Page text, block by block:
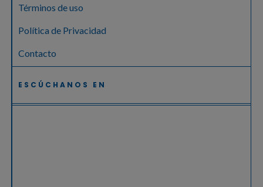
Términos de uso
Política de Privacidad
Contacto
ESCÚCHANOS EN